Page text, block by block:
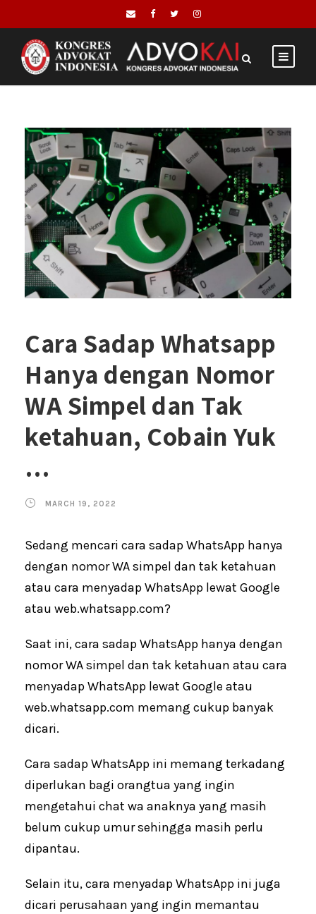
Cara Sadap Whatsapp
Hanya dengan Nomor
WA Simpel dan Tak
ketahuan, Cobain Yuk
…
MARCH 19, 2022
Sedang mencari cara sadap WhatsApp hanya
dengan nomor WA simpel dan tak ketahuan
atau cara menyadap WhatsApp lewat Google
atau web.whatsapp.com?
Saat ini, cara sadap WhatsApp hanya dengan
nomor WA simpel dan tak ketahuan atau cara
menyadap WhatsApp lewat Google atau
web.whatsapp.com memang cukup banyak
dicari.
Cara sadap WhatsApp ini memang terkadang
diperlukan bagi orangtua yang ingin
mengetahui chat wa anaknya yang masih
belum cukup umur sehingga masih perlu
dipantau.
Selain itu, cara menyadap WhatsApp ini juga
dicari perusahaan yang ingin memantau